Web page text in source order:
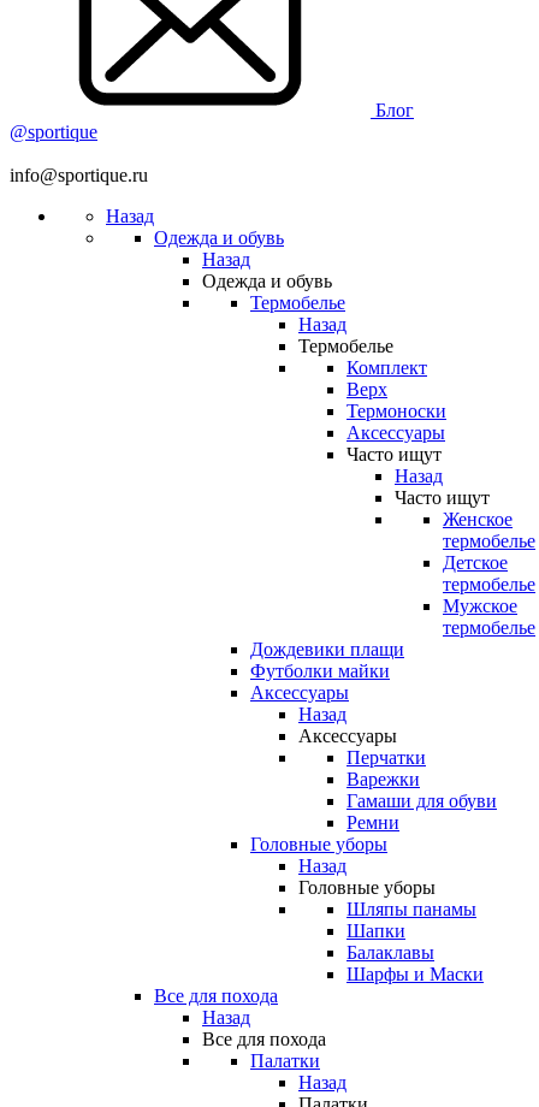
Блог
@sportique
info@sportique.ru
Назад
Одежда и обувь
Назад
Одежда и обувь
Термобелье
Назад
Термобелье
Комплект
Верх
Термоноски
Аксессуары
Часто ищут
Назад
Часто ищут
Женское
термобелье
Детское
термобелье
Мужское
термобелье
Дождевики плащи
Футболки майки
Аксессуары
Назад
Аксессуары
Перчатки
Варежки
Гамаши для обуви
Ремни
Головные уборы
Назад
Головные уборы
Шляпы панамы
Шапки
Балаклавы
Шарфы и Маски
Все для похода
Назад
Все для похода
Палатки
Назад